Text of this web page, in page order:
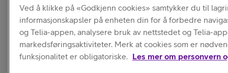
Aktuelle
kampanjer
Ved å klikke på «Godkjenn cookies» samtykker du til
informasjonskapsler på enheten din for å forbedre
og Telia-appen, analysere bruk av nettstedet og Telia-
markedsføringsaktiviteter. Merk at cookies som er
funksjonalitet er obligatoriske. Les mer om personvern